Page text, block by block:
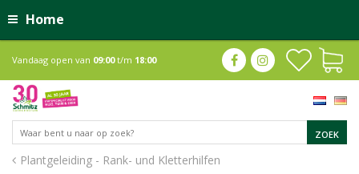
Home
Plantgeleiding - Rank- und Kletterhilfen
Vandaag open van 09:00t/m 18:00